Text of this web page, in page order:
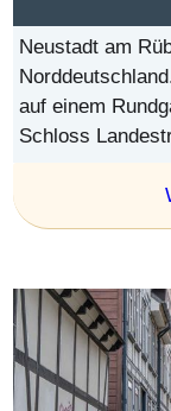
Neustadt am
auf einem
Schloss